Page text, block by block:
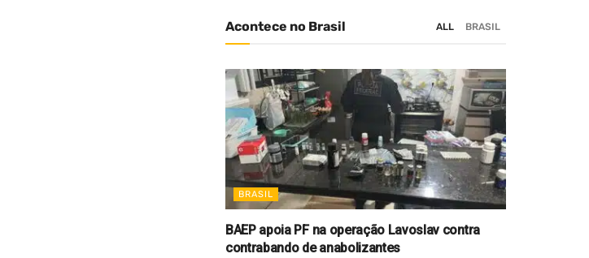
Acontece no Brasil ALL BRASIL
BRASIL
BAEP apoia PF na operação Lavoslav contra
contrabando de anabolizantes